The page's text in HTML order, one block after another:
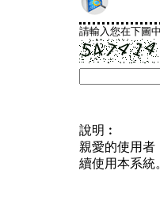
請輸入您在下圖
說明︰
親愛的使用者
續使用本系統